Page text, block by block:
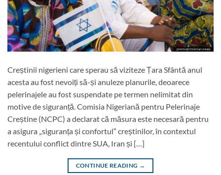
Creștinii nigerieni care sperau să viziteze Țara Sfântă anul
acesta au fost nevoiți să-și anuleze planurile, deoarece
pelerinajele au fost suspendate pe termen nelimitat din
motive de siguranță. Comisia Nigeriană pentru Pelerinaje
Creștine (NCPC) a declarat că măsura este necesară pentru
a asigura „siguranța și confortul” creștinilor, în contextul
recentului conflict dintre SUA, Iran și […]
CONTINUE READING →